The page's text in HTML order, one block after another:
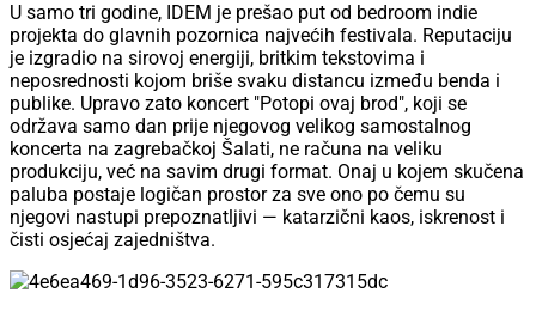
U samo tri godine, IDEM je prešao put od bedroom indie
projekta do glavnih pozornica najvećih festivala. Reputaciju
je izgradio na sirovoj energiji, britkim tekstovima i
neposrednosti kojom briše svaku distancu između benda i
publike. Upravo zato koncert "Potopi ovaj brod", koji se
održava samo dan prije njegovog velikog samostalnog
koncerta na zagrebačkoj Šalati, ne računa na veliku
produkciju, već na savim drugi format. Onaj u kojem skučena
paluba postaje logičan prostor za sve ono po čemu su
njegovi nastupi prepoznatljivi — katarzični kaos, iskrenost i
čisti osjećaj zajedništva.